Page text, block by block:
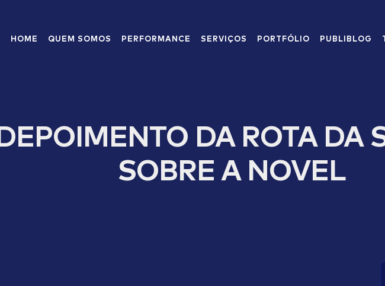
HOME QUEM SOMOS PERFORMANCE SERVIÇOS PORTFÓLIO PUBLIBLOG
DEPOIMENTO DA ROTA DA
SOBRE A NOVEL